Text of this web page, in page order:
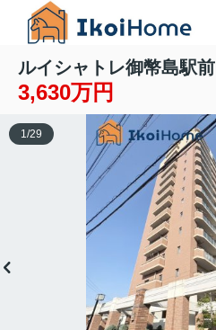
ルイシャトレ御幣島駅前
3,630万円
1/29